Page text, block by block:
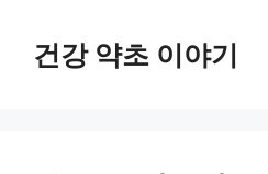
건강 약초 이야기